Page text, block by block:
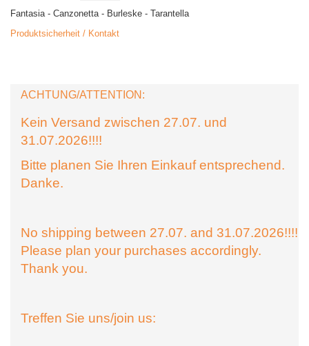
Fantasia - Canzonetta - Burleske - Tarantella
Produktsicherheit / Kontakt
ACHTUNG/ATTENTION:
Kein Versand zwischen 27.07. und
31.07.2026!!!!
Bitte planen Sie Ihren Einkauf entsprechend.
Danke.
No shipping between 27.07. and 31.07.2026!!!!
Please plan your purchases accordingly.
Thank you.
Treffen Sie uns/join us: